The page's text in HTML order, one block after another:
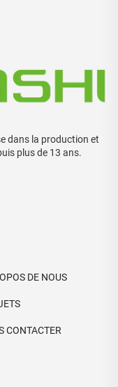
dans la production et
plus de 13 ans.
DE NOUS
CONTACTER